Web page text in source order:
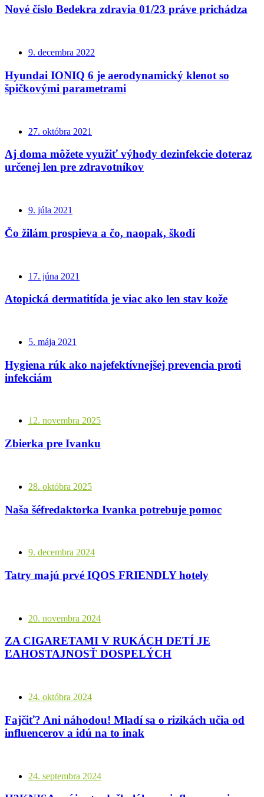
Nové číslo Bedekra zdravia 01/23 práve prichádza
9. decembra 2022
Hyundai IONIQ 6 je aerodynamický klenot so
špičkovými parametrami
27. októbra 2021
Aj doma môžete využiť výhody dezinfekcie doteraz
určenej len pre zdravotníkov
9. júla 2021
Čo žilám prospieva a čo, naopak, škodí
17. júna 2021
Atopická dermatitída je viac ako len stav kože
5. mája 2021
Hygiena rúk ako najefektívnejšej prevencia proti
infekciám
12. novembra 2025
Zbierka pre Ivanku
28. októbra 2025
Naša šéfredaktorka Ivanka potrebuje pomoc
9. decembra 2024
Tatry majú prvé IQOS FRIENDLY hotely
20. novembra 2024
ZA CIGARETAMI V RUKÁCH DETÍ JE
ĽAHOSTAJNOSŤ DOSPELÝCH
24. októbra 2024
Fajčiť? Ani náhodou! Mladí sa o rizikách učia od
influencerov a idú na to inak
24. septembra 2024